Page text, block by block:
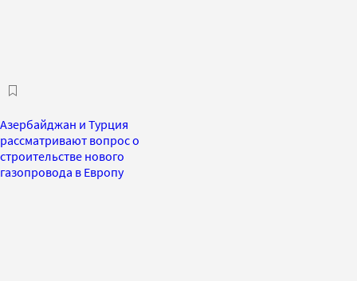
Азербайджан и Турция
рассматривают вопрос о
строительстве нового
газопровода в Европу